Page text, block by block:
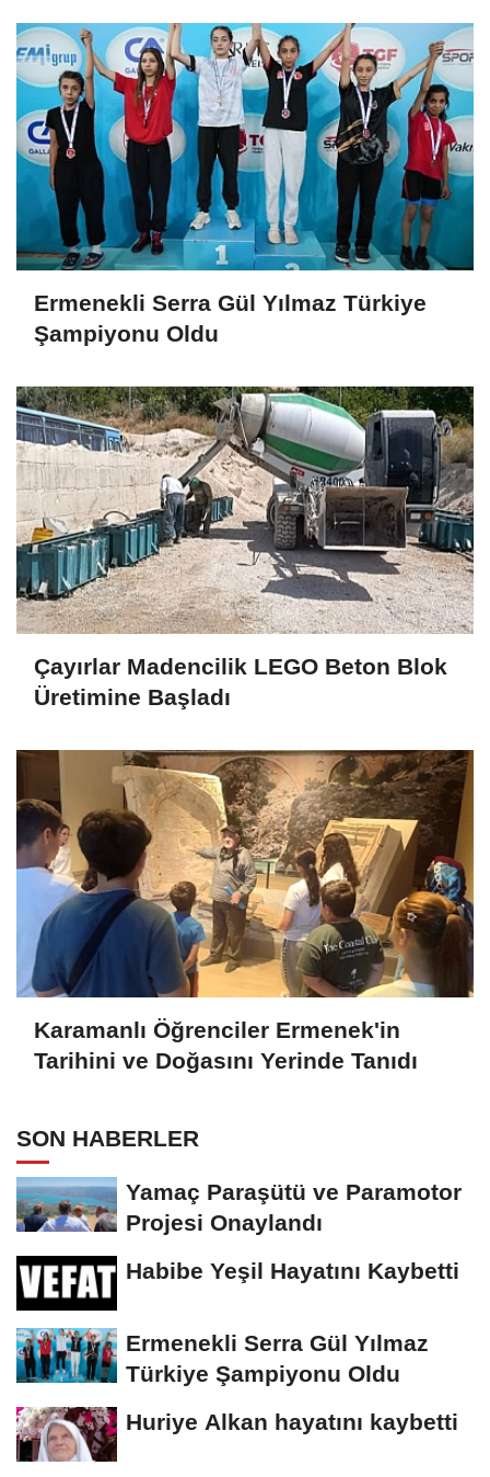
Ermenekli Serra Gül Yılmaz Türkiye
Şampiyonu Oldu
Çayırlar Madencilik LEGO Beton Blok
Üretimine Başladı
Karamanlı Öğrenciler Ermenek'in
Tarihini ve Doğasını Yerinde Tanıdı
SON HABERLER
Yamaç Paraşütü ve Paramotor
Projesi Onaylandı
Habibe Yeşil Hayatını Kaybetti
Ermenekli Serra Gül Yılmaz
Türkiye Şampiyonu Oldu
Huriye Alkan hayatını kaybetti